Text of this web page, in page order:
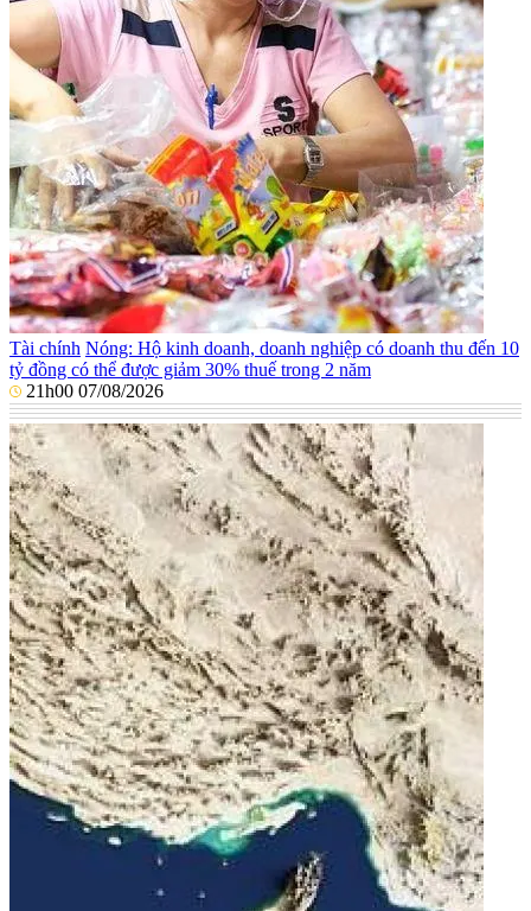
Tài chính Nóng: Hộ kinh doanh, doanh nghiệp có doanh thu đến 10
tỷ đồng có thể được giảm 30% thuế trong 2 năm
21h00 07/08/2026